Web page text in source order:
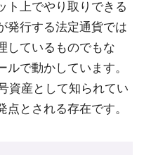
ト上でやり取りできる
発行する法定通貨では
しているものでもな
ルで動かしています。
資産として知られてい
とされる存在です。